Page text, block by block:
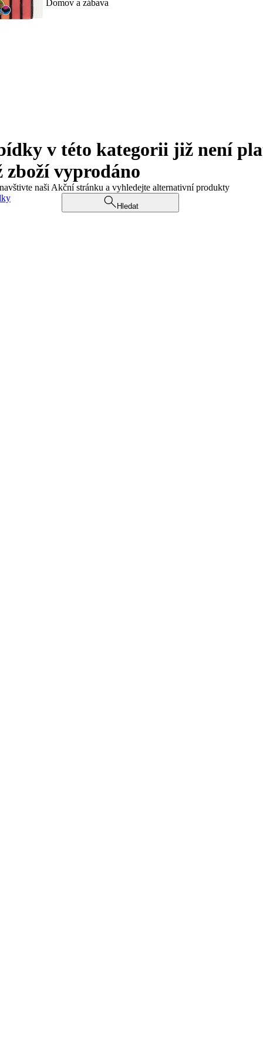
Domov a zábava
v této kategorii již není
zboží vyprodáno
naši Akční stránku a vyhledejte alternativní produkty
Hledat